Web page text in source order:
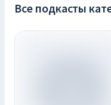
Все подкасты